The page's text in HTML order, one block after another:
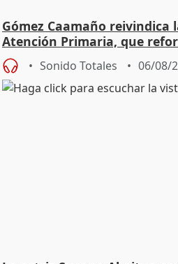
Gómez Caamaño reivindica
Atención Primaria, que
Sonido Totales 06/08/